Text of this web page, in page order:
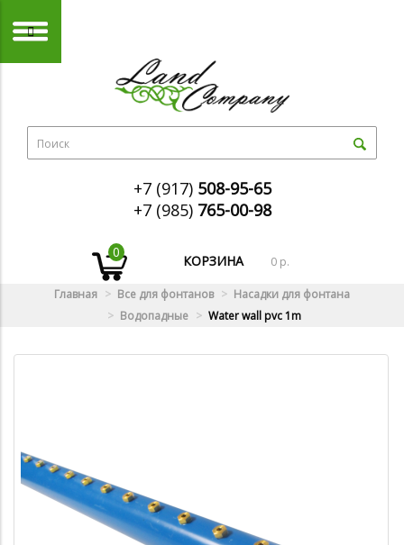
+7 (917) 508-95-65
+7 (985) 765-00-98
0
КОРЗИНА 0 р.
Главная Все для фонтанов
Насадки для фонтана
Водопадные
Water wall pvc 1m